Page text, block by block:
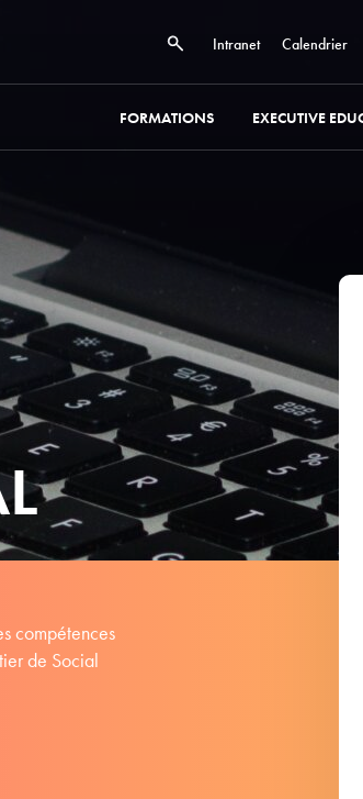
Intranet Calendrier
FORMATIONS EXECUTIVE
compétences
de Social